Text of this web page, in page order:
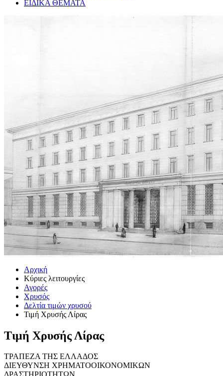
ΕΙΔΙΚΑ ΘΕΜΑΤΑ
Αρχική
Κύριες λειτουργίες
Αγορές
Χρυσός
Δελτία τιμών χρυσού
Τιμή Χρυσής Λίρας
Τιμή Χρυσής Λίρας
ΤΡΑΠΕΖΑ ΤΗΣ ΕΛΛΑΔΟΣ
ΔΙΕΥΘΥΝΣΗ ΧΡΗΜΑΤΟΟΙΚΟΝΟΜΙΚΩΝ